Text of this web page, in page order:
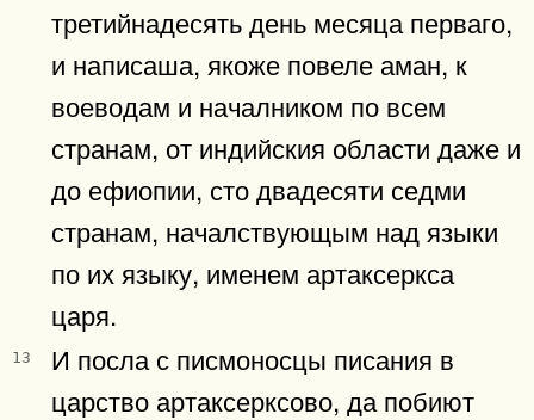
третийнадесять день месяца перваго,
и написаша, якоже повеле аман, к
воеводам и началником по всем
странам, от индийския области даже и
до ефиопии, сто двадесяти седми
странам, началствующым над языки
по их языку, именем артаксеркса
царя.
13
И посла с писмоносцы писания в
царство артаксерксово, да побиют